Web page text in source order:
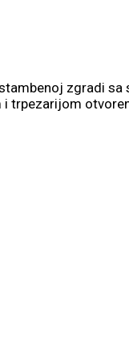
zgradi sa
trpezarijom